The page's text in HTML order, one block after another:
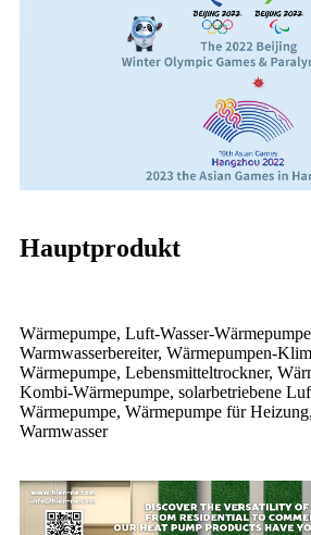
Hauptprodukt
Wärmepumpe, Luft-Wasser-
Warmwasserbereiter, Wärmepumpen-
Wärmepumpe, Lebensmitteltrockner,
Kombi-Wärmepumpe, solarbetriebene
Wärmepumpe, Wärmepumpe für
Warmwasser